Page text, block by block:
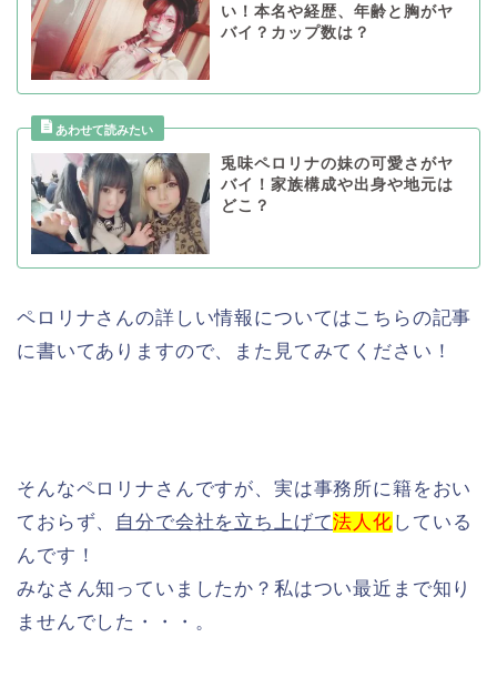
い！本名や経歴、年齢と胸がヤ
バイ？カップ数は？
兎味ペロリナの妹の可愛さがヤ
バイ！家族構成や出身や地元は
どこ？
ペロリナさんの詳しい情報についてはこちらの記事
に書いてありますので、また見てみてください！
そんなペロリナさんですが、実は事務所に籍をおい
ておらず、 自分で会社を立ち上げて法人化 している
んです！
みなさん知っていましたか？私はつい最近まで知り
ませんでした・・・。